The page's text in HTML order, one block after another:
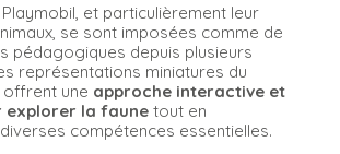
et particulièrement leur
se sont imposées comme de
pédagogiques depuis plusieurs
représentations miniatures du
une approche interactive et
explorer la faune tout en
compétences essentielles.